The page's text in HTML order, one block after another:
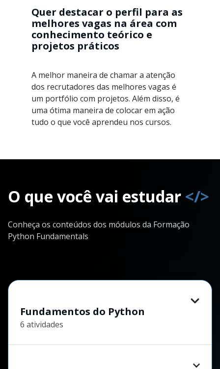
Quer destacar o perfil para as
melhores vagas na área com
conhecimento teórico e
projetos práticos
A melhor maneira de chamar a atenção
dos recrutadores das melhores vagas é
um portfólio com projetos. Além disso, é
uma ótima maneira de colocar em ação
tudo o que você aprendeu nos cursos.
O que você vai estudar </>
Conheça os conteúdos dos módulos da Formação
Python Fundamentals
Fundamentos do Python
6 atividades